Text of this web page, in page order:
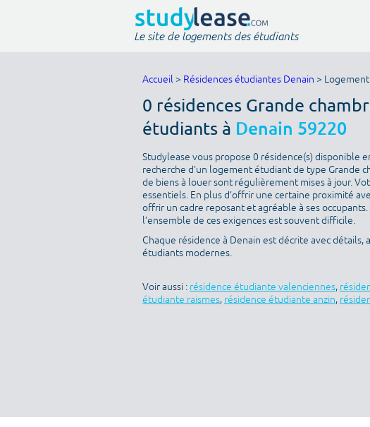
Le site de logements des étudiants
Accueil > Résidences étudiantes Denain >
0 résidences Grande
étudiants à Denain 59220
Studylease vous propose 0 résidence(s) disponible
recherche d’un logement étudiant de type Grande
de biens à louer sont régulièrement mises à jour.
essentiels. En plus d’offrir une certaine proximité
offrir un cadre reposant et agréable à ses
l’ensemble de ces exigences est souvent difficile.
Chaque résidence à Denain est décrite avec
étudiants modernes.
Voir aussi : résidence étudiante valenciennes,
étudiante raismes, résidence étudiante anzin,